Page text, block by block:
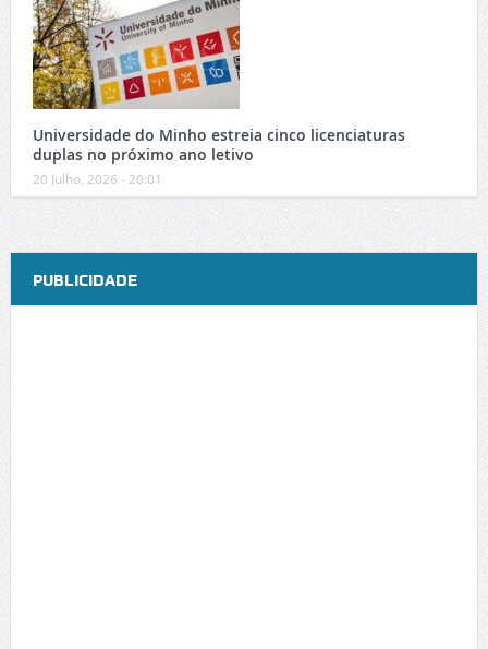
Universidade do Minho estreia cinco licenciaturas
duplas no próximo ano letivo
20 Julho, 2026 - 20:01
PUBLICIDADE